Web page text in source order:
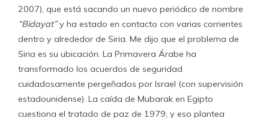
2007), que está sacando un nuevo periódico de nombre
“Bidayat”y ha estado en contacto con varias corrientes
dentro y alrededor de Siria. Me dijo que el problema de
Siria es su ubicación. La Primavera Árabe ha
transformado los acuerdos de seguridad
cuidadosamente pergeñados por Israel (con supervisión
estadounidense). La caída de Mubarak en Egipto
cuestiona el tratado de paz de 1979, y eso plantea